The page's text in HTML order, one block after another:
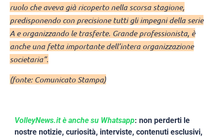
ruolo che aveva già ricoperto nella scorsa stagione,
predisponendo con precisione tutti gli impegni della serie
A e organizzando le trasferte. Grande professionista, è
anche una fetta importante dell’intera organizzazione
societaria”.
(fonte: Comunicato Stampa)
VolleyNews.it è anche su Whatsapp: non perderti le
nostre notizie, curiosità, interviste, contenuti esclusivi,